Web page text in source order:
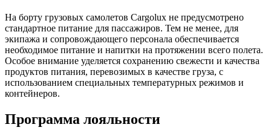
На борту грузовых самолетов Cargolux не предусмотрено
стандартное питание для пассажиров. Тем не менее, для
экипажа и сопровождающего персонала обеспечивается
необходимое питание и напитки на протяжении всего полета.
Особое внимание уделяется сохранению свежести и качества
продуктов питания, перевозимых в качестве груза, с
использованием специальных температурных режимов и
контейнеров.
Программа лояльности